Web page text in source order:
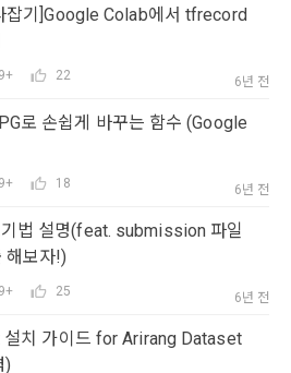
없나요?
대회 등을 말한다.
가  제공하는 교육컨텐츠를 포함한 온
를 말한다.
메일 주소를 말한다.
"의 서비스를 이용하려는 사람이 아
인임을 확인하고 "회원"의 권익을 보
이트”에서 자동 생성된 인증코드를 말
“회원”에게 공시함으로써 효력을 발
른 본인확인, 본인의 의사확인, 고객문
의 소개 및 고지사항 전달
컨텐츠 제공을 위한 개인식별, 회원
금 결제, 물품 및 증빙발송, 부정 이용
잡기]Google Colab에서 tfrecord
22 6년 전
로 손쉽게 바꾸는 함수 (Google
18 6년 전
법 설명(feat. submission 파일
해보자!)
25 6년 전
치 가이드 for Arirang Dataset
)